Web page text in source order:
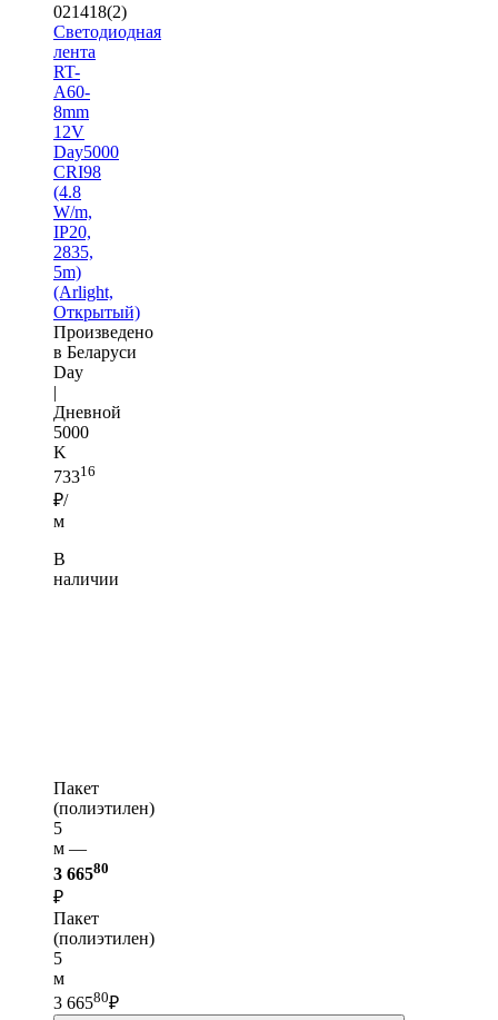
021418(2)
Светодиодная
лента
RT-
A60-
8mm
12V
Day5000
CRI98
(4.8
W/m,
IP20,
2835,
5m)
(Arlight,
Открытый)
Произведено
в Беларуси
Day
|
Дневной
5000
K
73316
₽/
м
В
наличии
Пакет
(полиэтилен)
5
м —
3 66580
₽
Пакет
(полиэтилен)
5
м
3 66580₽